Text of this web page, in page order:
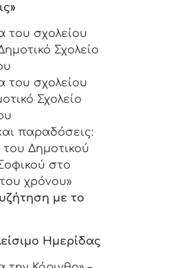
του σχολείου
Σχολείο
του σχολείου
Σχολείο
παραδόσεις:
του Δημοτικού
στο
χρόνου»
με το
Ημερίδας